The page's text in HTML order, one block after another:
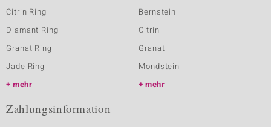
Citrin Ring
Diamant Ring
Granat Ring
Jade Ring
mehr
Bernstein
Citrin
Granat
Mondstein
mehr
Zahlungsinformation